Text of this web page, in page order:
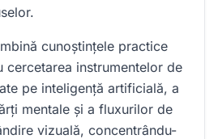
cunoștințele practice
cercetarea instrumentelor de
pe inteligență artificială, a
mentale și a fluxurilor de
vizuală, concentrându-